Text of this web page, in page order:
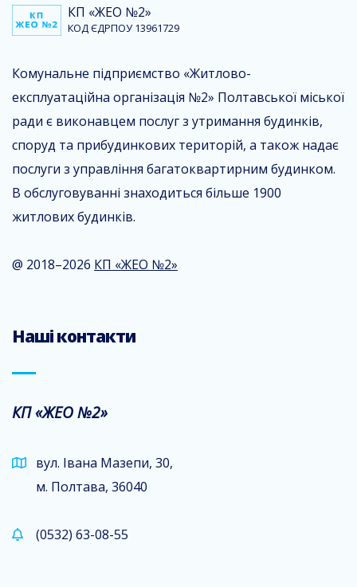
КП «ЖЕО №2»
КОД ЄДРПОУ 13961729
Комунальне підприємство «Житлово-
експлуатаційна організація №2» Полтавської міської
ради є виконавцем послуг з утримання будинків,
споруд та прибудинкових територій, а також надає
послуги з управління багатоквартирним будинком.
В обслуговуванні знаходиться більше 1900
житлових будинків.
@ 2018–2026 КП «ЖЕО №2»
Наші контакти
КП «ЖЕО №2»
вул. Івана Мазепи, 30,
м. Полтава, 36040
(0532) 63-08-55